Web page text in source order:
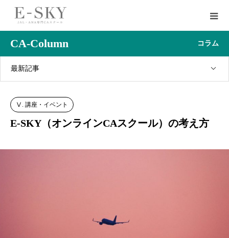
CA-Column コラム
最新記事
Ⅴ. 講座・イベント
E-SKY（オンラインCAスクール）の考え方